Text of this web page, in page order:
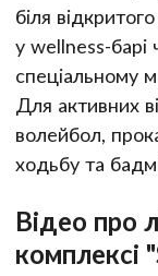
біля
у wellness-барі
спеціальному
Для активних
волейбол,
ходьбу та
Відео про
комплексі